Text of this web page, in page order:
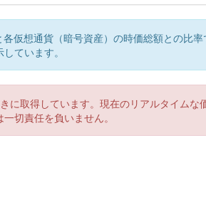
仮想通貨（暗号資産）の時価総額との比
ています。
に取得しています。現在のリアルタイム
切責任を負いません。